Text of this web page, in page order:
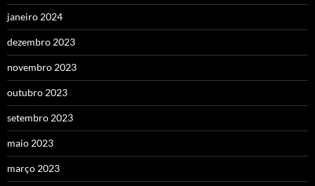
janeiro 2024
dezembro 2023
novembro 2023
outubro 2023
setembro 2023
maio 2023
março 2023